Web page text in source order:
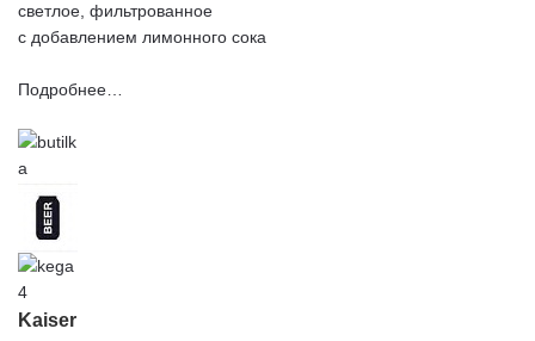
светлое, фильтрованное
с добавлением лимонного сока
Подробнее…
Kaiser